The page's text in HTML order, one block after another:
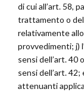
di cui all’art. 58,
trattamento o
relativamente
provvedimenti; j)
sensi dell’art. 40
sensi dell’art.
attenuanti